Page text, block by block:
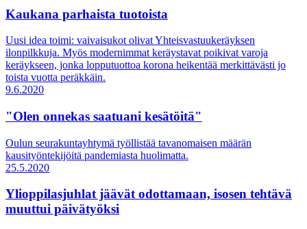
Kaukana parhaista tuotoista
Uusi idea toimi: vaivaisukot olivat Yhteisvastuukeräyksen
ilonpilkkuja. Myös modernimmat keräystavat poikivat varoja
keräykseen, jonka lopputuottoa korona heikentää merkittävästi jo
toista vuotta peräkkäin.
9.6.2020
"Olen onnekas saatuani kesätöitä"
Oulun seurakuntayhtymä työllistää tavanomaisen määrän
kausityöntekijöitä pandemiasta huolimatta.
25.5.2020
Ylioppilasjuhlat jäävät odottamaan, isosen tehtävä
muuttui päivätyöksi